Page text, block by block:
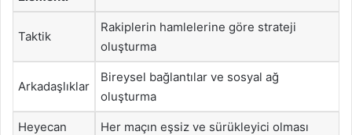
Taktik
Rakiplerin hamlelerine göre strateji
oluşturma
Arkadaşlıklar
Bireysel bağlantılar ve sosyal ağ
oluşturma
Heyecan Her maçın eşsiz ve sürükleyici olması